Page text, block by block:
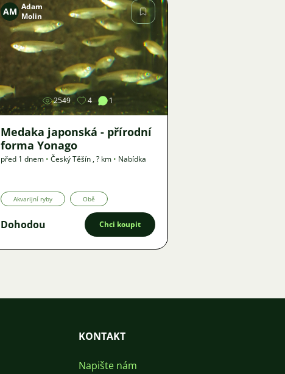
Obrázek
AM Adam
Molin
2549 4 1
Medaka japonská - přírodní
forma Yonago
před 1 dnem • Český Těšín ,? km • Nabídka
Akvarijní ryby Obě
Dohodou Chci koupit
KONTAKT
Napište nám